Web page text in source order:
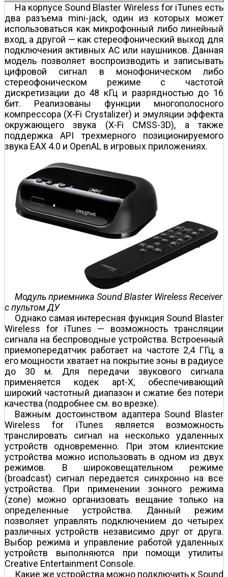
На корпусе Sound Blaster Wireless for iTunes есть
два разъема mini-jack, один из которых может
использоваться как микрофонный либо линейный
вход, а другой — как стереофонический выход для
подключения активных АС или наушников. Данная
модель позволяет воспроизводить и записывать
цифровой сигнал в монофоническом либо
стереофоническом режиме с частотой
дискретизации до 48 кГц и разрядностью до 16
бит. Реализованы функции многополосного
компрессора (X-Fi Crystalizer) и эмуляции эффекта
окружающего звука (X-Fi CMSS-3D), а также
поддержка API трехмерного позиционируемого
звука EAX 4.0 и OpenAL в игровых приложениях.
Модуль приемника Sound Blaster Wireless Receiver
с пультом ДУ
Однако самая интересная функция Sound Blaster
Wireless for iTunes — возможность трансляции
сигнала на беспроводные устройства. Встроенный
приемопередатчик работает на частоте 2,4 ГГц, а
его мощности хватает на покрытие зоны в радиусе
до 30 м. Для передачи звукового сигнала
применяется кодек apt-X, обеспечивающий
широкий частотный диапазон и сжатие без потери
качества (подробнее см. во врезке).
Важным достоинством адаптера Sound Blaster
Wireless for iTunes является возможность
транслировать сигнал на несколько удаленных
устройств одновременно. При этом клиентские
устройства можно использовать в одном из двух
режимов. В широковещательном режиме
(broadcast) сигнал передается синхронно на все
устройства. При применении зонного режима
(zone) можно организовать вещание только на
определенные устройства. Данный режим
позволяет управлять подключением до четырех
различных устройств независимо друг от друга.
Выбор режима и управление работой удаленных
устройств выполняются при помощи утилиты
Creative Entertainment Console.
Какие же устройства можно подключить к Sound